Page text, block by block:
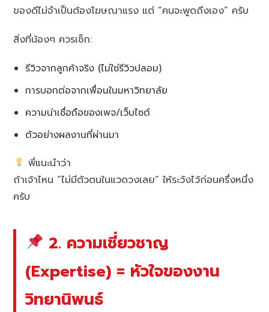
ของดีไม่จำเป็นต้องโฆษณาแรง แต่ “คนจะพูดถึงเอง” ครับ
สิ่งที่น้องๆ ควรเช็ก:
รีวิวจากลูกค้าจริง (ไม่ใช่รีวิวปลอม)
การบอกต่อจากเพื่อนในมหาวิทยาลัย
ความน่าเชื่อถือของเพจ/เว็บไซต์
ตัวอย่างผลงานที่ผ่านมา
พี่แนะนำว่า
ถ้าเจ้าไหน “ไม่มีตัวตนในแวดวงเลย” ให้ระวังไว้ก่อนครึ่งหนึ่ง
ครับ
2. ความเชี่ยวชาญ
(Expertise) = หัวใจของงาน
วิทยานิพนธ์